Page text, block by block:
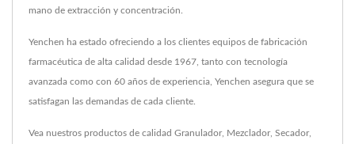
mano de extracción y concentración.
Yenchen ha estado ofreciendo a los clientes equipos de fabricación
farmacéutica de alta calidad desde 1967, tanto con tecnología
avanzada como con 60 años de experiencia, Yenchen asegura que se
satisfagan las demandas de cada cliente.
Vea nuestros productos de calidad Granulador, Mezclador, Secador,